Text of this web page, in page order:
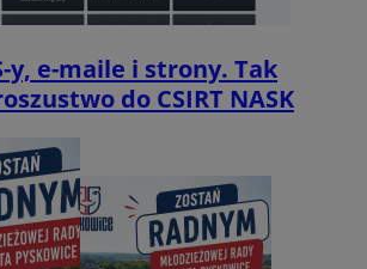
y, e-maile i strony. Tak
do CSIRT NASK